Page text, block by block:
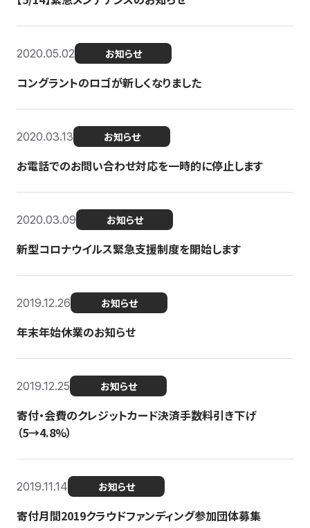
2020.05.02 お知らせ
コングラントのロゴが新しくなりました
2020.03.13 お知らせ
お電話でのお問い合わせ対応を一時的に停止します
2020.03.09 お知らせ
新型コロナウイルス緊急支援制度を開始します
2019.12.26 お知らせ
年末年始休業のお知らせ
2019.12.25 お知らせ
寄付・会費のクレジットカード決済手数料引き下げ
（5→4.8%）
2019.11.14 お知らせ
寄付月間2019クラウドファンディング参加団体募集